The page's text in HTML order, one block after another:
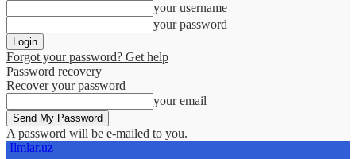
your username
your password
Forgot your password? Get help
Password recovery
Recover your password
your email
A password will be e-mailed to you.
Ilmlar.uz